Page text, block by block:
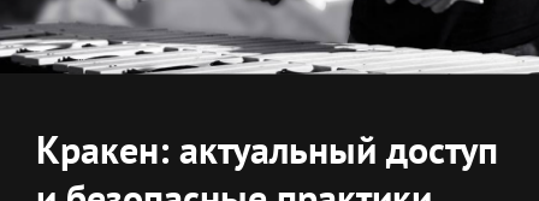
Кракен: актуальный доступ